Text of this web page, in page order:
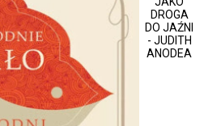
DROGA
DO JAŹNI
- JUDITH
ANODEA